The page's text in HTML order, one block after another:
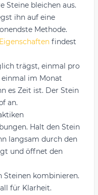
Steine bleichen aus.
ihn auf eine
Methode.
findest
trägst, einmal pro
einmal im Monat
es Zeit ist. Der Stein
an.
Halt den Stein
langsam durch den
und öffnet den
Steinen kombinieren.
für Klarheit.